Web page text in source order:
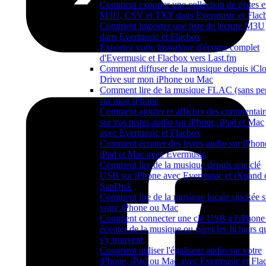
Comment exporter une collection de pistes
M3U, CSV et TXT dans Evermusic et
Comment importer une liste de lecture M3U
dans Evermusic et Flacbox
Exportez votre historique d'écoute complet
d'Evermusic et Flacbox vers Last.fm
Comment diffuser de la musique depuis
Drive sur mon iPhone ou Mac
Comment lire de la musique FLAC (sans
sur mon iPhone
Comment ajouter et afficher des
sur vos pistes audio sur iPhone, iPad et Mac
avec Evermusic et Flacbox
Comment écouter des livres audio sur
iPad et Mac avec Evermusic
Comment lire de la musique depuis une clé
USB sur iPhone avec Evermusic et iXpand
SanDisk
Comment lire de la musique locale stockée
votre iPhone ou Mac
Comment connecter une clé USB à l'iPhone
écouter de la musique ou gérer les fichiers
s'y trouvent
Comment utiliser l'égaliseur audio sur votre
iPhone, iPad ou Mac avec Evermusic et